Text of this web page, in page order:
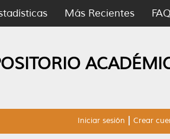
Más Recientes
Iniciar sesión Crear